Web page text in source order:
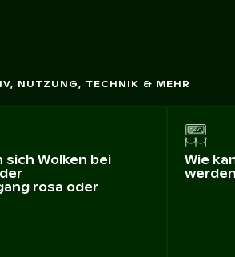
NUTZUNG, TECHNIK & MEHR
sich Wolken bei
rosa oder
Wie